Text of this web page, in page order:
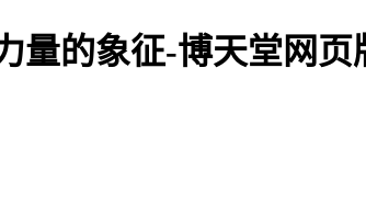
量的象征-博天堂网页